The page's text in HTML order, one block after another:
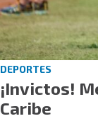
DEPORTES
¡Invictos!
Caribe